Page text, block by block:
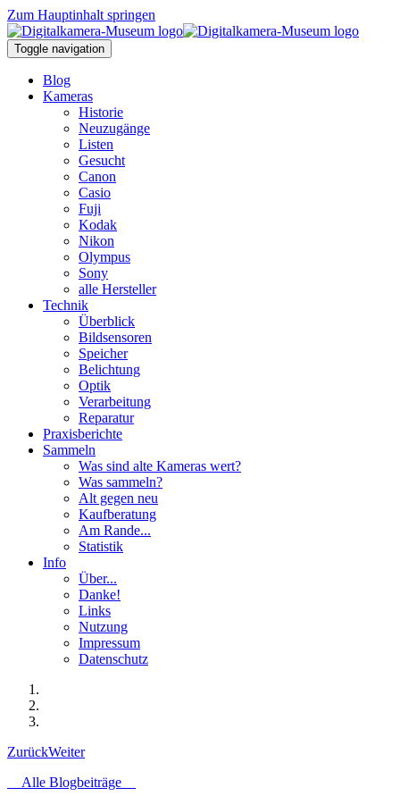
Zum Hauptinhalt springen
Toggle navigation
Blog
Kameras
Historie
Neuzugänge
Listen
Gesucht
Canon
Casio
Fuji
Kodak
Nikon
Olympus
Sony
alle Hersteller
Technik
Überblick
Bildsensoren
Speicher
Belichtung
Optik
Verarbeitung
Reparatur
Praxisberichte
Sammeln
Was sind alte Kameras wert?
Was sammeln?
Alt gegen neu
Kaufberatung
Am Rande...
Statistik
Info
Über...
Danke!
Links
Nutzung
Impressum
Datenschutz
ZurückWeiter
Alle Blogbeiträge